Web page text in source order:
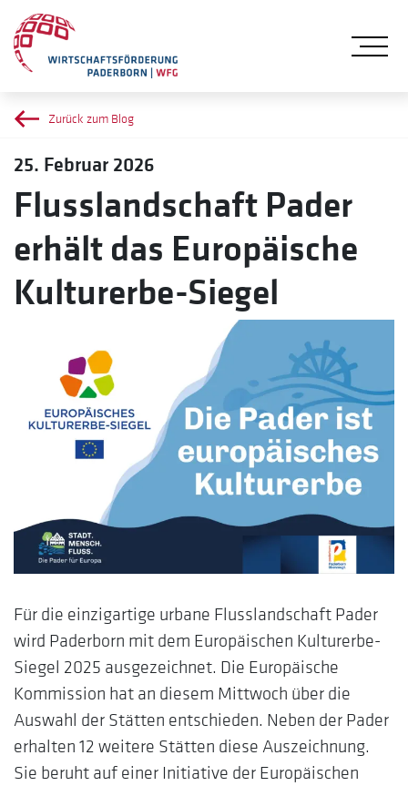
Zurück zum Blog
25. Februar 2026
Flusslandschaft Pader
erhält das Europäische
Kulturerbe-Siegel
Für die einzigartige urbane Flusslandschaft Pader
wird Paderborn mit dem Europäischen Kulturerbe-
Siegel 2025 ausgezeichnet. Die Europäische
Kommission hat an diesem Mittwoch über die
Auswahl der Stätten entschieden. Neben der Pader
erhalten 12 weitere Stätten diese Auszeichnung.
Sie beruht auf einer Initiative der Europäischen